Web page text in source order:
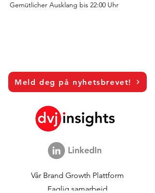
Gemütlicher Ausklang bis 22:00 Uhr
Meld deg på nyhetsbrevet!
LinkedIn
Vår Brand Growth Plattform
Faglig samarbeid